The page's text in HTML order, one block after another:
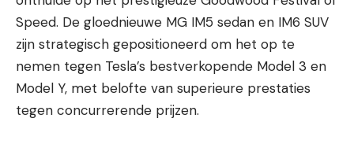
Speed. De gloednieuwe MG IM5 sedan en IM6 SUV
zijn strategisch gepositioneerd om het op te
nemen tegen Tesla’s bestverkopende Model 3 en
Model Y, met belofte van superieure prestaties
tegen concurrerende prijzen.